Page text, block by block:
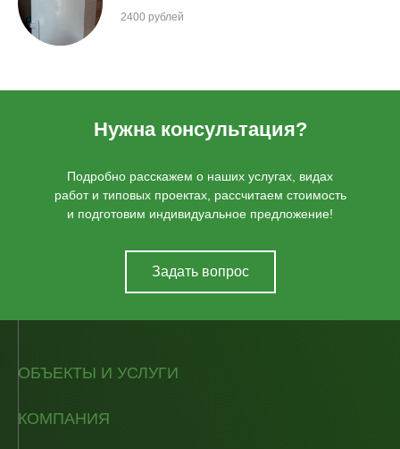
2400 рублей
Нужна консультация?
Подробно расскажем о наших услугах, видах
работ и типовых проектах, рассчитаем стоимость
и подготовим индивидуальное предложение!
Задать вопрос
ОБЪЕКТЫ И УСЛУГИ
КОМПАНИЯ